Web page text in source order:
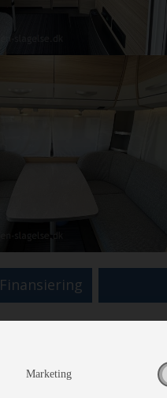
Finansiering
Marketing